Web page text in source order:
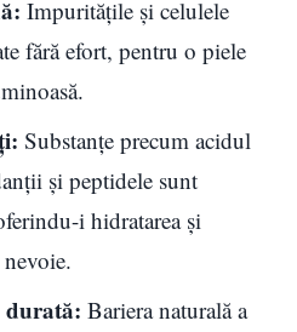
Impuritățile și celulele
fără efort, pentru o piele
Substanțe precum acidul
și peptidele sunt
i hidratarea și
durată: Bariera naturală a